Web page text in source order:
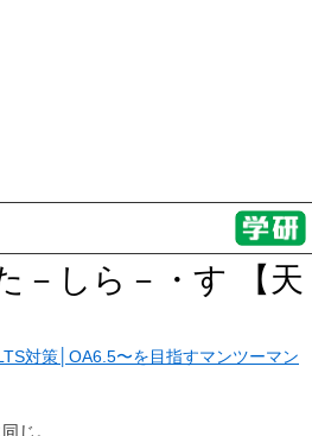
－しら－・す 【天
対策│OA6.5〜を目指すマンツーマン
じ。